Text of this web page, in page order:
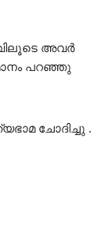
അവർ
പറഞ്ഞു
ചോദിച്ചു .